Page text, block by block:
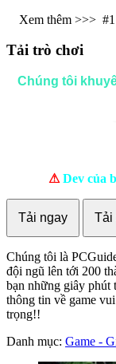
Xem thêm >>>
Tải trò chơi
Chúng tôi
⚠ Dev của
Tải ngay Tải
Chúng tôi là
đội ngũ lên tới 200
bạn những giây phút
thông tin về game
trọng!!
Danh mục: Game -